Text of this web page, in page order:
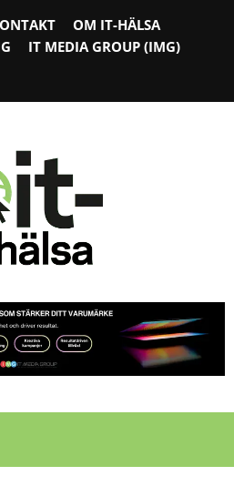
OM IT-HÄLSA
IT MEDIA GROUP (IMG)